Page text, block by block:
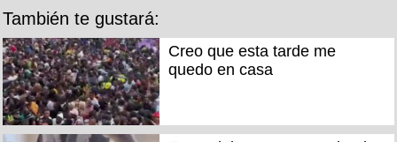
También te gustará:
Creo que esta tarde me
quedo en casa